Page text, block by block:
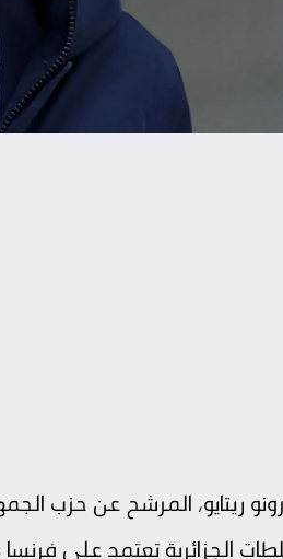
ريتايو، المرشح عن حزب
الجزائرية تعتمد على